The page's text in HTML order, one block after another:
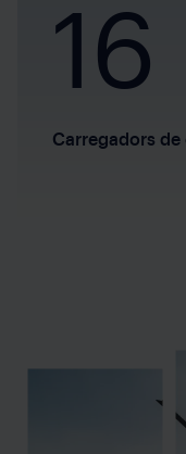
16
Carregadors de